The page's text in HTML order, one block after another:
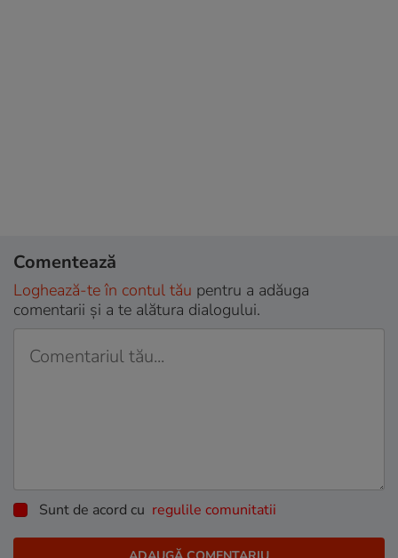
Comentează
Loghează-te în contul tău pentru a adăuga
comentarii și a te alătura dialogului.
Sunt de acord cu regulile comunitatii